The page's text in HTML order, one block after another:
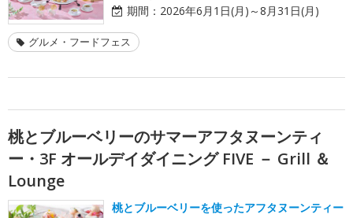
期間： 2026年6月1日(月)～8月31日(月)
グルメ・フードフェス
桃とブルーベリーのサマーアフタヌーンティ
ー・3F オールデイダイニング FIVE － Grill ＆
Lounge
桃とブルーベリーを使ったアフタヌーンティー